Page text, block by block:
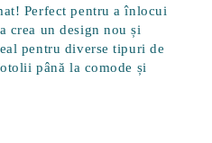
Perfect pentru a înlocui
crea un design nou și
pentru diverse tipuri de
până la comode și